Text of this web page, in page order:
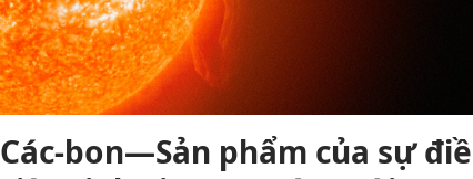
Các-bon—Sản phẩm của sự